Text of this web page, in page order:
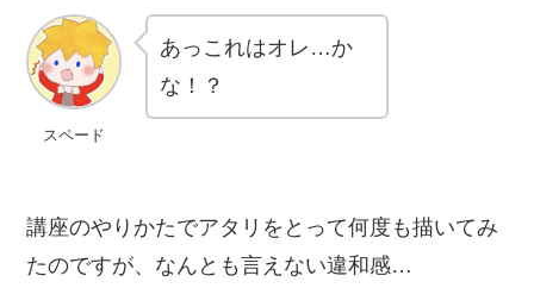
スペード
あっこれはオレ…か
な！？
講座のやりかたでアタリをとって何度も描いてみ
たのですが、なんとも言えない違和感…